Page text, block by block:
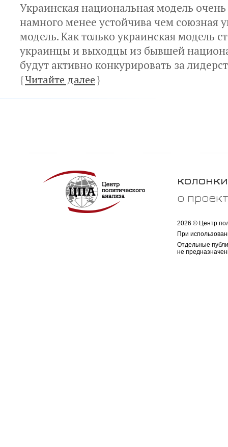
Украинская национальная модель
намного менее устойчива чем союзная
модель. Как только украинская модель
украинцы и выходцы из бывшей
будут активно конкурировать за
{Читайте далее}
колонки
о
2026 © Центр
При
Отдельные
не